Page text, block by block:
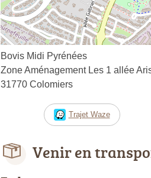
Bovis Midi Pyrénées
Zone Aménagement Les 1 allée
31770 Colomiers
Trajet Waze
Venir en